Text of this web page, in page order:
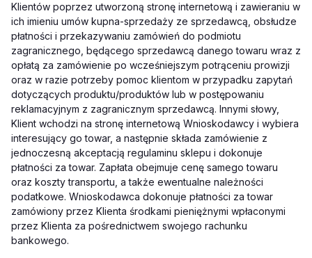
Klientów poprzez utworzoną stronę internetową i zawieraniu w
ich imieniu umów kupna-sprzedaży ze sprzedawcą, obsłudze
płatności i przekazywaniu zamówień do podmiotu
zagranicznego, będącego sprzedawcą danego towaru wraz z
opłatą za zamówienie po wcześniejszym potrąceniu prowizji
oraz w razie potrzeby pomoc klientom w przypadku zapytań
dotyczących produktu/produktów lub w postępowaniu
reklamacyjnym z zagranicznym sprzedawcą. Innymi słowy,
Klient wchodzi na stronę internetową Wnioskodawcy i wybiera
interesujący go towar, a następnie składa zamówienie z
jednoczesną akceptacją regulaminu sklepu i dokonuje
płatności za towar. Zapłata obejmuje cenę samego towaru
oraz koszty transportu, a także ewentualne należności
podatkowe. Wnioskodawca dokonuje płatności za towar
zamówiony przez Klienta środkami pieniężnymi wpłaconymi
przez Klienta za pośrednictwem swojego rachunku
bankowego.